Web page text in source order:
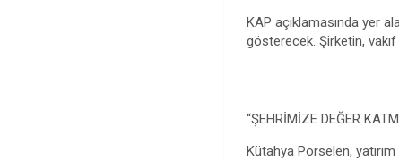
KAP açıklamasında yer
gösterecek. Şirketin, vakıf
“ŞEHRİMİZE DEĞER
Kütahya Porselen,